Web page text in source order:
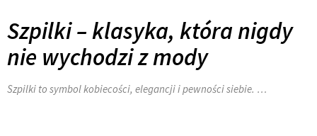
Szpilki – klasyka, która nigdy
nie wychodzi z mody
Szpilki to symbol kobiecości, elegancji i pewności siebie. …